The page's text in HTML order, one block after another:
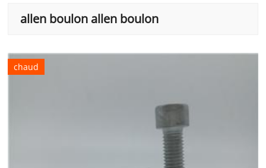
allen boulon allen boulon
chaud